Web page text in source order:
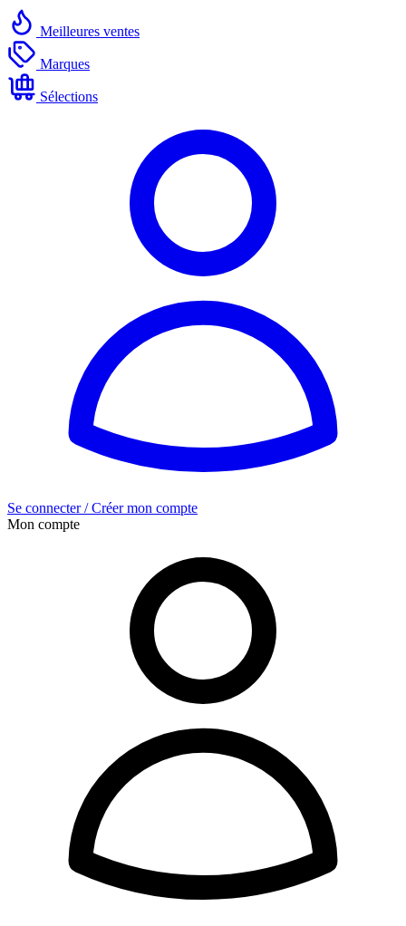
Meilleures ventes
Marques
Sélections
Se connecter / Créer mon compte
Mon compte